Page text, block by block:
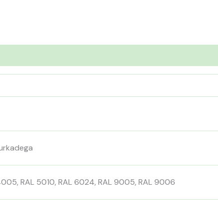
RAL 5010, RAL 6024, RAL 9005, RAL 9006